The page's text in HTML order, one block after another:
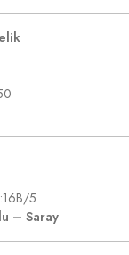
5
– Saray